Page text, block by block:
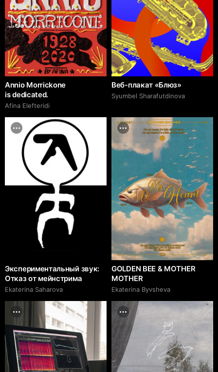
Annio Morrickone
is dedicated.
Afina Elefteridi
Веб-плакат «Блюз»
Syumbel Sharafutdinova
Экспериментальный звук:
Отказ от мейнстрима
Ekaterina Saharova
GOLDEN BEE & MOTHER
MOTHER
Ekaterina Byvsheva